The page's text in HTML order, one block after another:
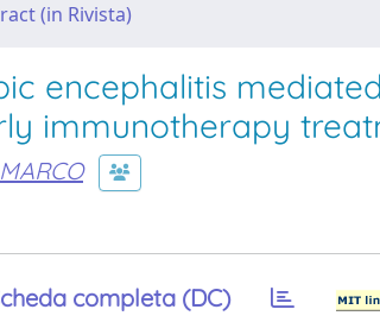
(in Rivista)
encephalitis
immunotherapy
completa (DC)